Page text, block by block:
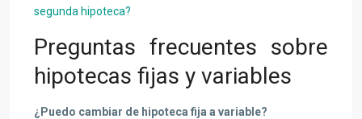
segunda hipoteca?
Preguntas frecuentes sobre
hipotecas fijas y variables
¿ Puedo cambiar de hipoteca fija a variable?